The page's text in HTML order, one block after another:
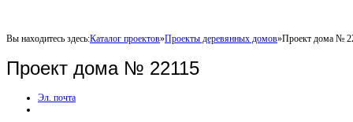
Вы находитесь здесь:Каталог проектов»Проекты деревянных домов»Проект дома №
Проект дома № 22115
Эл. почта